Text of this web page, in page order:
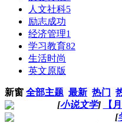
人文社科5
励志成功
经济管理1
学习教育82
生活时尚
英文原版
新窗 全部主题 最新 热门
[小说文学] 【
[